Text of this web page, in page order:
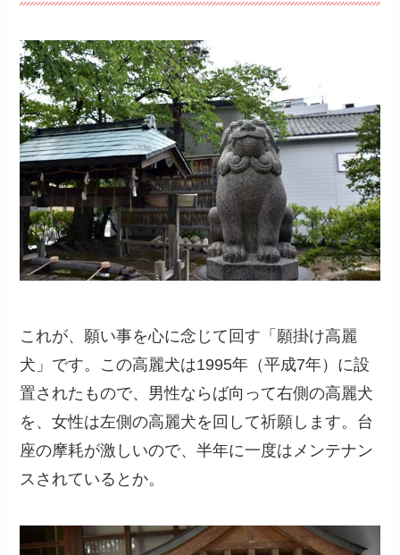
これが、願い事を心に念じて回す「願掛け高麗
犬」です。この高麗犬は1995年（平成7年）に設
置されたもので、男性ならば向って右側の高麗犬
を、女性は左側の高麗犬を回して祈願します。台
座の摩耗が激しいので、半年に一度はメンテナン
スされているとか。